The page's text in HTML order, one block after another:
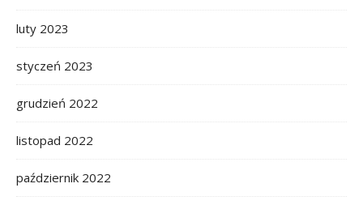
luty 2023
styczeń 2023
grudzień 2022
listopad 2022
październik 2022